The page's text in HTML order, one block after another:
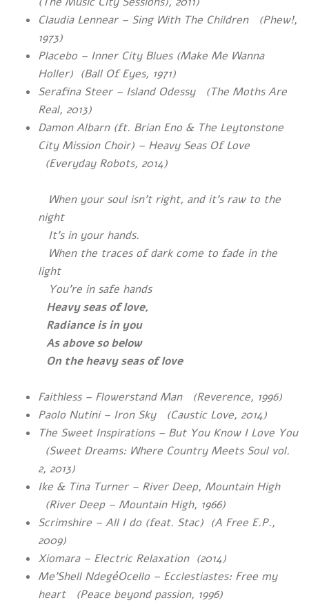
Claudia Lennear – Sing With The Children (Phew!,
1973)
Placebo – Inner City Blues (Make Me Wanna
Holler) (Ball Of Eyes, 1971)
Serafina Steer – Island Odessy (The Moths Are
Real, 2013)
Damon Albarn (ft. Brian Eno & The Leytonstone
City Mission Choir) – Heavy Seas Of Love
(Everyday Robots, 2014)
When your soul isn’t right, and it’s raw to the
night
It’s in your hands.
When the traces of dark come to fade in the
light
You’re in safe hands
Heavy seas of love,
Radiance is in you
As above so below
On the heavy seas of love
Faithless – Flowerstand Man (Reverence, 1996)
Paolo Nutini – Iron Sky (Caustic Love, 2014)
The Sweet Inspirations – But You Know I Love You
(Sweet Dreams: Where Country Meets Soul vol.
2, 2013)
Ike & Tina Turner – River Deep, Mountain High
(River Deep – Mountain High, 1966)
Scrimshire – All I do (feat. Stac) (A Free E.P.,
2009)
Xiomara – Electric Relaxation (2014)
Me’Shell NdegéOcello – Ecclestiastes: Free my
heart
(Peace beyond passion, 1996)